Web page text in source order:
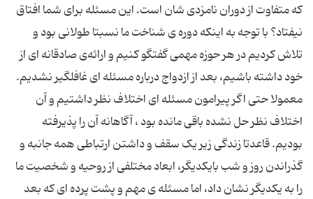
که متفاوت از دوران نامزدی شان است. این مسئله برای شما افتاق
نیفتاد؟ با توجه به اینکه دوره ی شناخت ما نسبتا طولانی بود و
تلاش کردیم در هر حوزه مهمی گفتگو کنیم و ارائه‌ی صادقانه ای از
خود داشته باشیم، بعد از ازدواج درباره مسئله ای غافلگیر نشدیم.
معمولا حتی اگر پیرامون مسئله ای اختلاف نظر داشتیم و آن
اختلاف نظر حل نشده باقی مانده بود ، آگاهانه آن را پذیرفته
بودیم. قاعدتا زندگی زیر یک سقف و داشتن ارتباطی همه جانبه و
گذراندن روز و شب بایکدیگر، ابعاد مختلفی از روحیه و شخصیت ما
را به یکدیگر نشان داد، اما مسئله ی مهم و پشت پرده ای که بعد